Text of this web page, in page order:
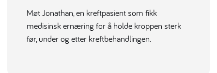
Møt Jonathan, en kreftpasient som fikk
medisinsk ernæring for å holde kroppen sterk
før, under og etter kreftbehandlingen.